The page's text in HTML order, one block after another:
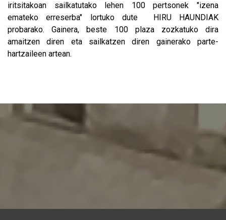
iritsitakoan sailkatutako lehen 100 pertsonek "izena
emateko erreserba" lortuko dute HIRU HAUNDIAK
probarako. Gainera, beste 100 plaza zozkatuko dira
amaitzen diren eta sailkatzen diren gainerako parte-
hartzaileen artean.